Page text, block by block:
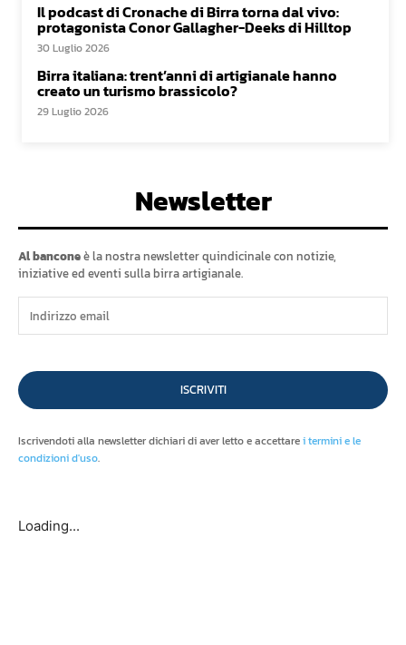
Il podcast di Cronache di Birra torna dal vivo:
protagonista Conor Gallagher-Deeks di Hilltop
30 Luglio 2026
Birra italiana: trent’anni di artigianale hanno
creato un turismo brassicolo?
29 Luglio 2026
Newsletter
Al banconeè la nostra newsletter quindicinale con notizie,
iniziative ed eventi sulla birra artigianale.
ISCRIVITI
Iscrivendoti alla newsletter dichiari di aver letto e accettarei termini e le
condizioni d'uso.
Loading...